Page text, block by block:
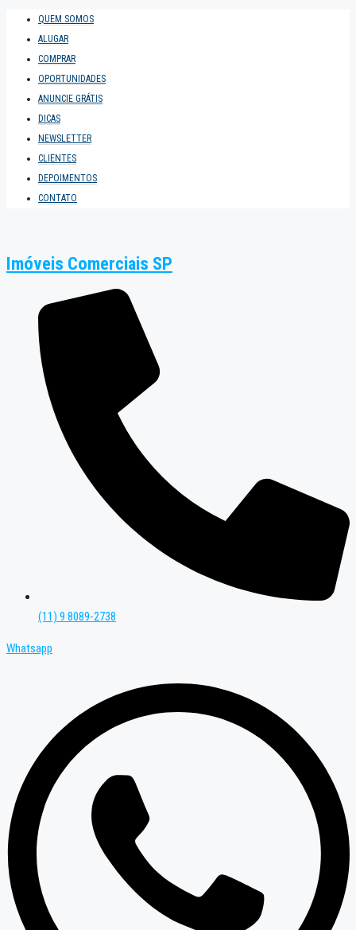
QUEM SOMOS
ALUGAR
COMPRAR
OPORTUNIDADES
ANUNCIE GRÁTIS
DICAS
NEWSLETTER
CLIENTES
DEPOIMENTOS
CONTATO
Imóveis Comerciais SP
(11) 9 8089-2738
Whatsapp